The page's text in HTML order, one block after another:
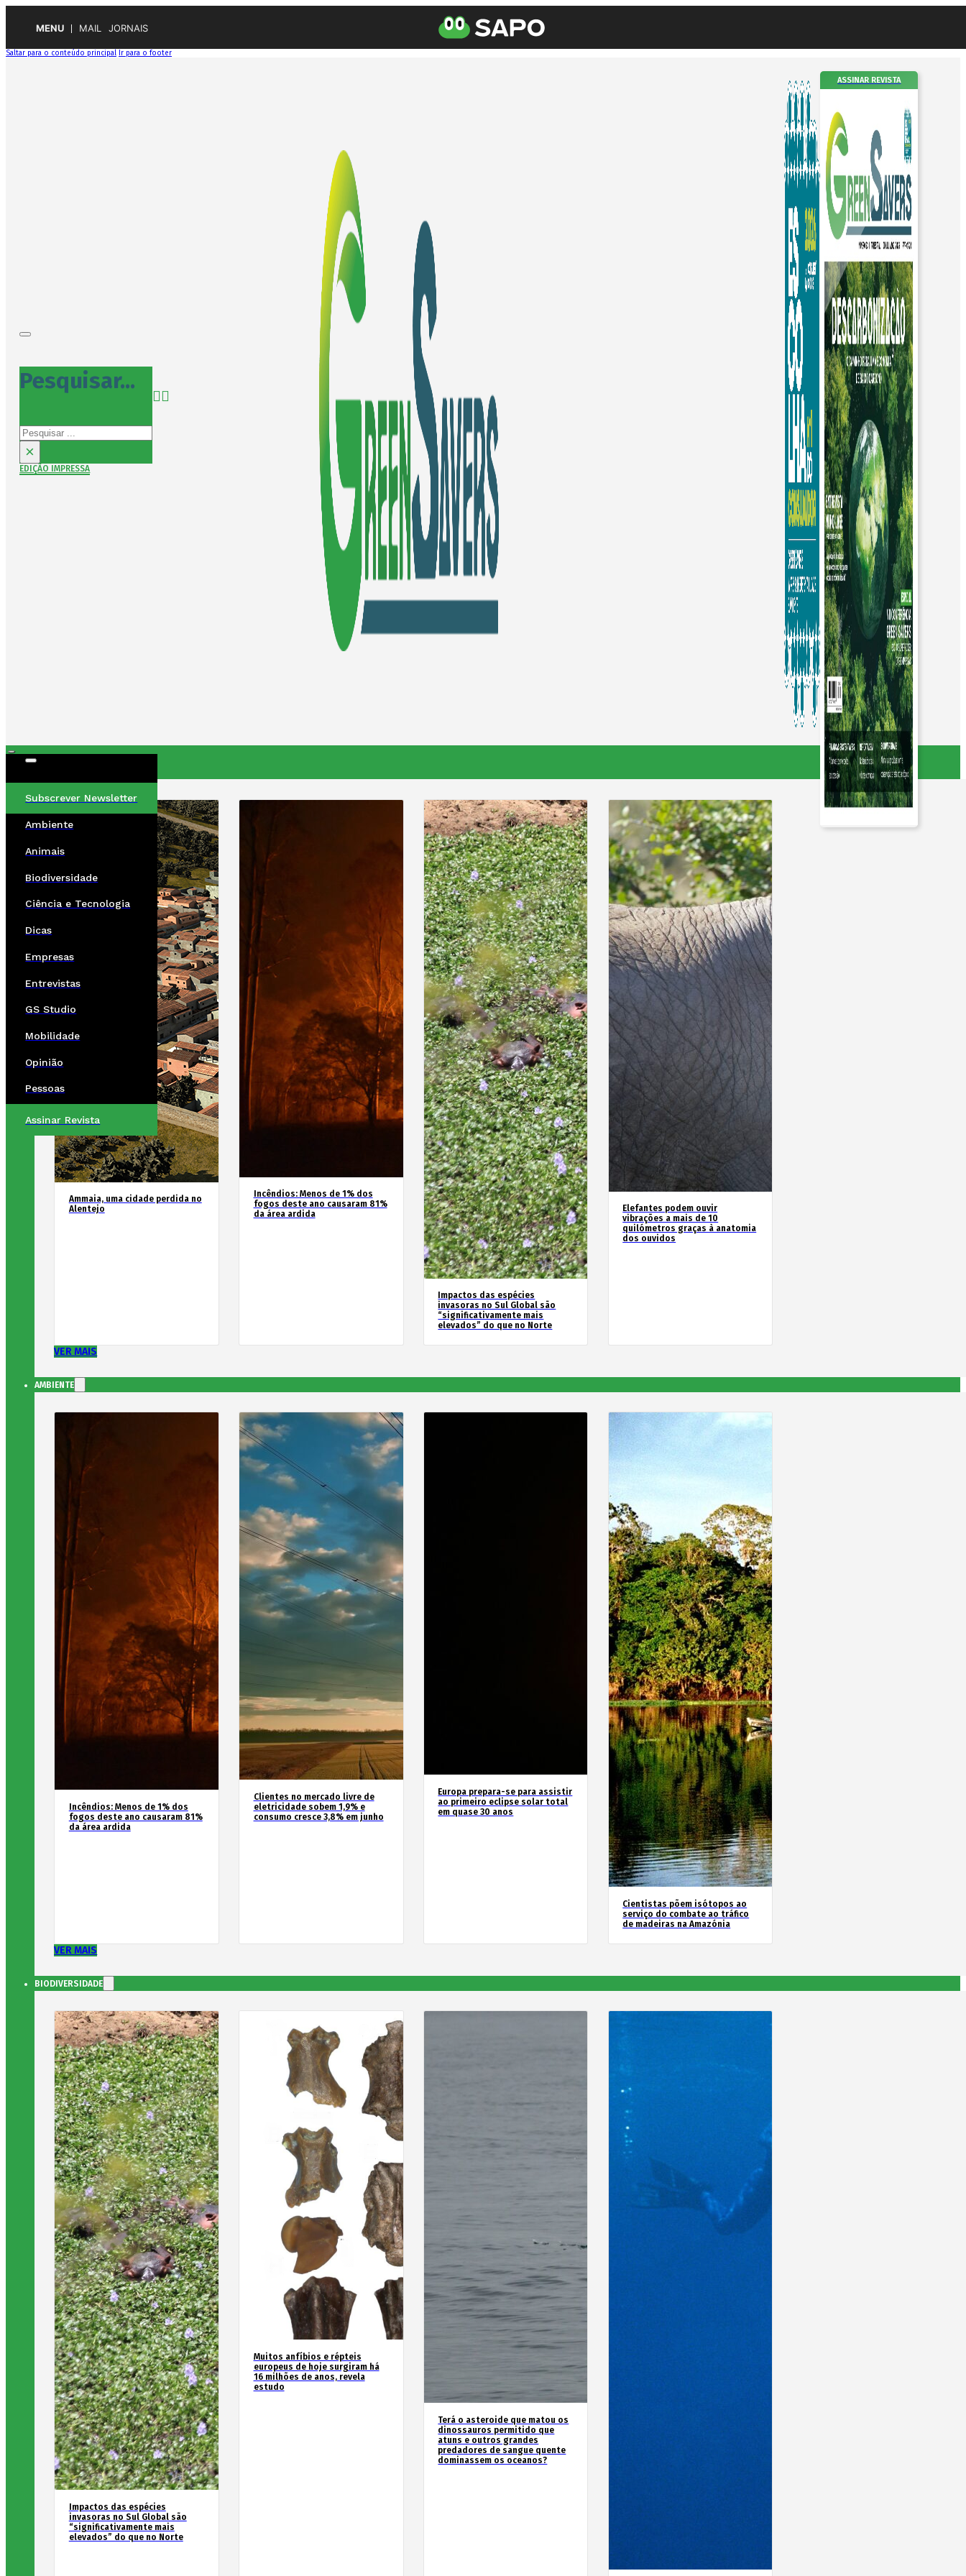
MENU MAIL JORNAIS
Saltar para o conteúdo principal Ir para o footer
Pesquisar...
Pesquisar
×
EDIÇÃO IMPRESSA
ASSINAR REVISTA
Subscrever Newsletter
Ambiente
Animais
Biodiversidade
Ciência e Tecnologia
Dicas
Empresas
Entrevistas
GS Studio
Mobilidade
Opinião
Pessoas
Assinar Revista
Ammaia, uma cidade perdida no
Alentejo
Incêndios: Menos de 1% dos
fogos deste ano causaram 81%
da área ardida
Impactos das espécies
invasoras no Sul Global são
“significativamente mais
elevados” do que no Norte
Elefantes podem ouvir
vibrações a mais de 10
quilómetros graças à anatomia
dos ouvidos
VER MAIS
AMBIENTE
Incêndios: Menos de 1% dos
fogos deste ano causaram 81%
da área ardida
Clientes no mercado livre de
eletricidade sobem 1,9% e
consumo cresce 3,8% em junho
Europa prepara-se para assistir
ao primeiro eclipse solar total
em quase 30 anos
Cientistas põem isótopos ao
serviço do combate ao tráfico
de madeiras na Amazónia
VER MAIS
BIODIVERSIDADE
Impactos das espécies
invasoras no Sul Global são
“significativamente mais
elevados” do que no Norte
Muitos anfíbios e répteis
europeus de hoje surgiram há
16 milhões de anos, revela
estudo
Terá o asteroide que matou os
dinossauros permitido que
atuns e outros grandes
predadores de sangue quente
dominassem os oceanos?